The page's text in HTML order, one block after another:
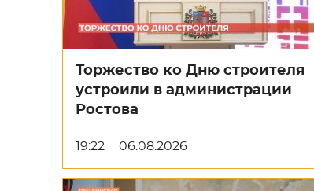
Торжество ко Дню строителя
устроили в администрации
Ростова
19:22 06.08.2026